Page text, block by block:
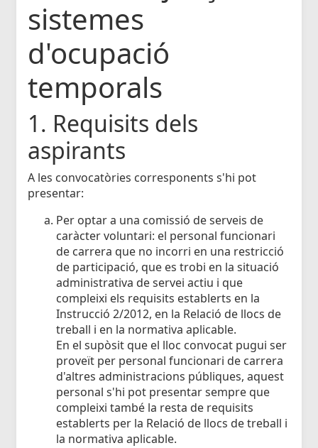
sistemes
d'ocupació
temporals
1. Requisits dels
aspirants
A les convocatòries corresponents s'hi pot
presentar:
Per optar a una comissió de serveis de
caràcter voluntari: el personal funcionari
de carrera que no incorri en una restricció
de participació, que es trobi en la situació
administrativa de servei actiu i que
compleixi els requisits establerts en la
Instrucció 2/2012, en la Relació de llocs de
treball i en la normativa aplicable.
En el supòsit que el lloc convocat pugui ser
proveït per personal funcionari de carrera
d'altres administracions públiques, aquest
personal s'hi pot presentar sempre que
compleixi també la resta de requisits
establerts per la Relació de llocs de treball i
la normativa aplicable.